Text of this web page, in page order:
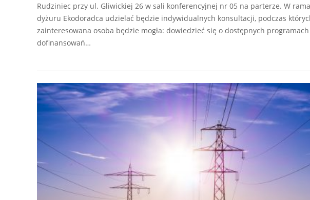
Rudziniec przy ul. Gliwickiej 26 w sali konferencyjnej nr 05 na parterze. W
dyżuru Ekodoradca udzielać będzie indywidualnych konsultacji, podczas
zainteresowana osoba będzie mogła: dowiedzieć się o dostępnych programach
dofinansowań…